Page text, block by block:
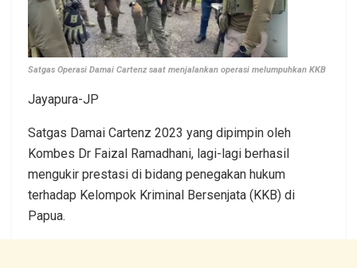
Satgas Operasi Damai Cartenz saat menjalankan operasi melumpuhkan KKB
Jayapura-JP
Satgas Damai Cartenz 2023 yang dipimpin oleh
Kombes Dr Faizal Ramadhani, lagi-lagi berhasil
mengukir prestasi di bidang penegakan hukum
terhadap Kelompok Kriminal Bersenjata (KKB) di
Papua.